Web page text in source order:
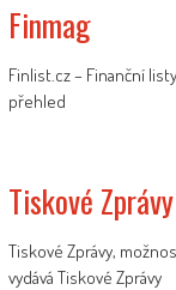
Finmag
Finlist.cz – Finanční
přehled
Tiskové Zprávy
Tiskové Zprávy,
vydává Tiskové Zprávy